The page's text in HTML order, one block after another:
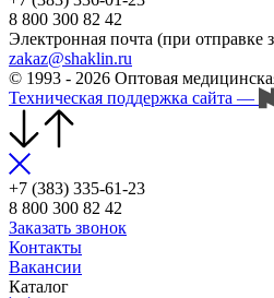
8 800 300 82 42
Электронная почта (при
zakaz@shaklin.ru
© 1993 - 2026 Оптовая
Техническая поддержка сайта —
+7 (383) 335-61-23
8 800 300 82 42
Заказать звонок
Контакты
Вакансии
Каталог